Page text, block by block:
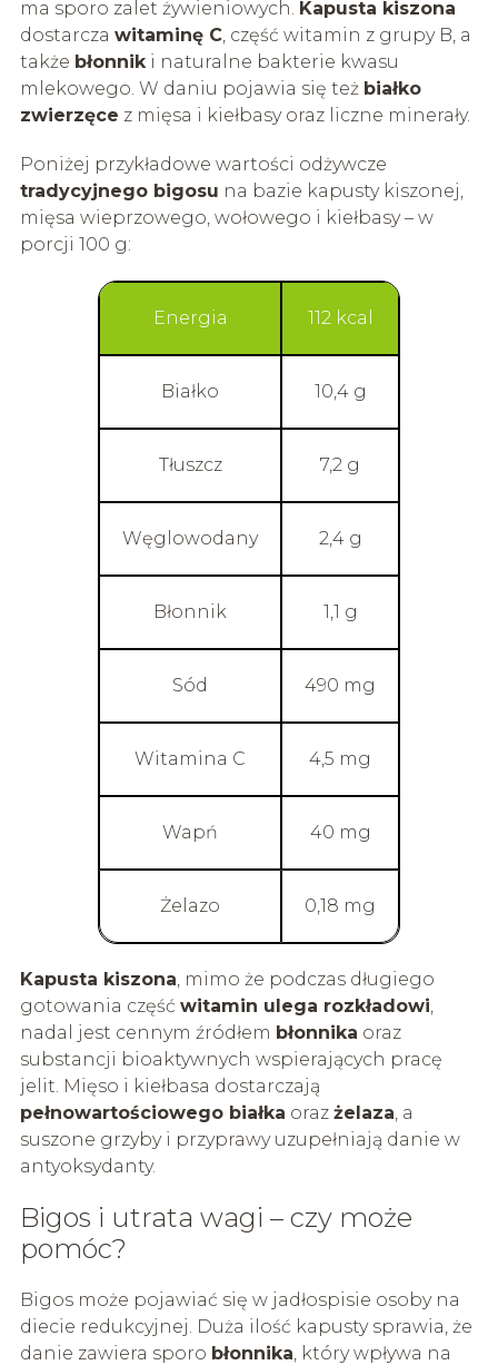
ma sporo zalet żywieniowych. Kapusta kiszona
dostarcza witaminę C, część witamin z grupy B, a
także błonniki naturalne bakterie kwasu
mlekowego. W daniu pojawia się też białko
zwierzęce z mięsa i kiełbasy oraz liczne minerały.
Poniżej przykładowe wartości odżywcze
tradycyjnego bigosu na bazie kapusty kiszonej,
mięsa wieprzowego, wołowego i kiełbasy – w
porcji 100 g:
Energia 112 kcal
Białko 10,4 g
Tłuszcz 7,2 g
Węglowodany 2,4 g
Błonnik 1,1 g
Sód 490 mg
Witamina C 4,5 mg
Wapń 40 mg
Żelazo 0,18 mg
Kapusta kiszona, mimo że podczas długiego
gotowania część witamin ulega rozkładowi,
nadal jest cennym źródłem błonnika oraz
substancji bioaktywnych wspierających pracę
jelit. Mięso i kiełbasa dostarczają
pełnowartościowego białka oraz żelaza, a
suszone grzyby i przyprawy uzupełniają danie w
antyoksydanty.
Bigos i utrata wagi – czy może
pomóc?
Bigos może pojawiać się w jadłospisie osoby na
diecie redukcyjnej. Duża ilość kapusty sprawia, że
danie zawiera sporo błonnika, który wpływa na